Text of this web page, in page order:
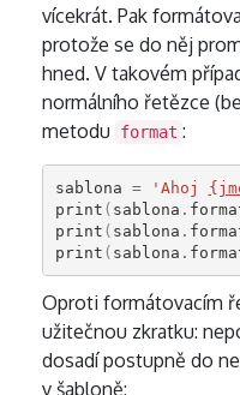
vícekrát. Pak
protože se do něj
hned. V takovém
normálního řetězce
metodu
format :
sablona = 'Ahoj
print ( sablona .
print ( sablona .
print ( sablona .
Oproti formátovacím
užitečnou zkratku:
dosadí postupně do
v šabloně: